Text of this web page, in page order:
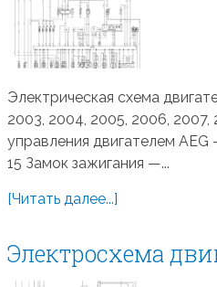
Электрическая схема
2003, 2004, 2005, 2006,
управления двигателем
15 Замок зажигания —...
[Читать далее...]
Электросхема